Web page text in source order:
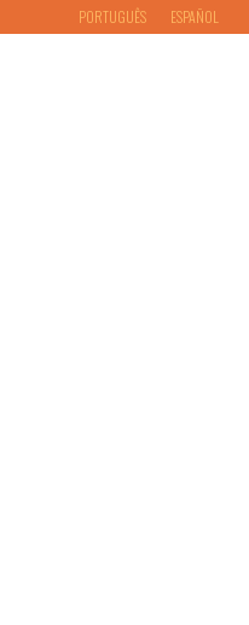
PORTUGUÊS ESPAÑOL